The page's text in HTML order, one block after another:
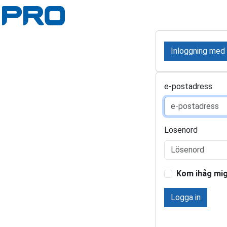
Inloggning med
e-postadress
Lösenord
Kom ihåg mig
Logga in